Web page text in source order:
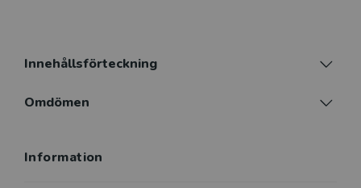
flerspråkig utveckling under förskoleåren. De ger
stötta barns språkutveckling och hur man bör tänka
flerspråkiga barn vänder sig främst till förskollärare
Innehållsförteckning
Omdömen
Information